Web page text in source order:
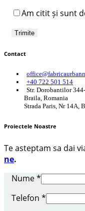
Am citit și sunt
Contact
+40 722 501 514
Str. Dorobantilor
Braila, Romania
Strada Paris, Nr 14A,
Proiectele Noastre
Te asteptam sa dai
ne.
Nume*
Telefon *